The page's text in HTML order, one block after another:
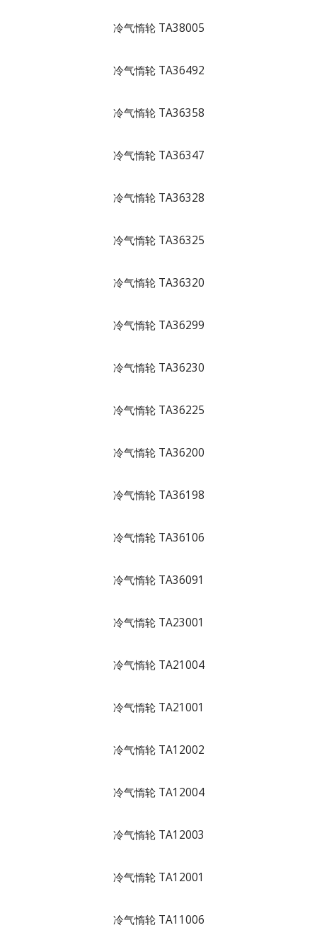
冷气惰轮 TA38005
冷气惰轮 TA36492
冷气惰轮 TA36358
冷气惰轮 TA36347
冷气惰轮 TA36328
冷气惰轮 TA36325
冷气惰轮 TA36320
冷气惰轮 TA36299
冷气惰轮 TA36230
冷气惰轮 TA36225
冷气惰轮 TA36200
冷气惰轮 TA36198
冷气惰轮 TA36106
冷气惰轮 TA36091
冷气惰轮 TA23001
冷气惰轮 TA21004
冷气惰轮 TA21001
冷气惰轮 TA12002
冷气惰轮 TA12004
冷气惰轮 TA12003
冷气惰轮 TA12001
冷气惰轮 TA11006